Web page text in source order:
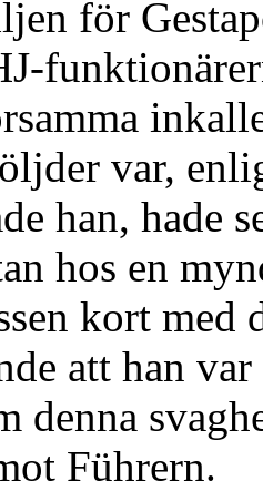
för
var,
han, hade
hos en
kort med
att han
denna
Führern.